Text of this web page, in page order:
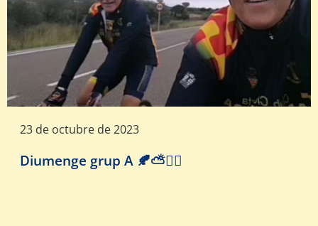
23 de octubre de 2023
Diumenge grup A 🍂⛅️🚴‍♂️